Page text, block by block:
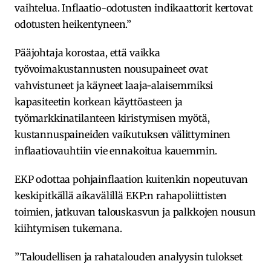
vaihtelua. Inflaatio-odotusten indikaattorit kertovat
odotusten heikentyneen.”
Pääjohtaja korostaa, että vaikka
työvoimakustannusten nousupaineet ovat
vahvistuneet ja käyneet laaja-alaisemmiksi
kapasiteetin korkean käyttöasteen ja
työmarkkinatilanteen kiristymisen myötä,
kustannuspaineiden vaikutuksen välittyminen
inflaatiovauhtiin vie ennakoitua kauemmin.
EKP odottaa pohjainflaation kuitenkin nopeutuvan
keskipitkällä aikavälillä EKP:n rahapoliittisten
toimien, jatkuvan talouskasvun ja palkkojen nousun
kiihtymisen tukemana.
”Taloudellisen ja rahatalouden analyysin tulokset